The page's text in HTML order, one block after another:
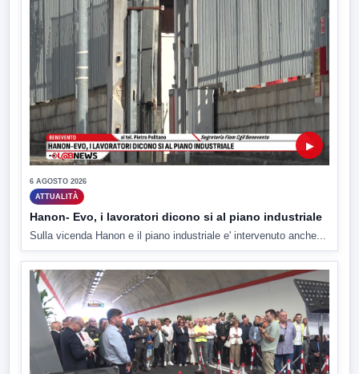
▶
6 AGOSTO 2026
ATTUALITÀ
Hanon- Evo, i lavoratori dicono si al piano industriale
Sulla vicenda Hanon e il piano industriale e' intervenuto anche...